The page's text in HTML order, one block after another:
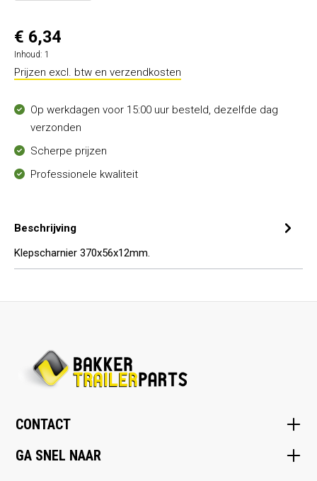
€ 6,34
Inhoud: 1
Prijzen excl. btw en verzendkosten
Op werkdagen voor 15:00 uur besteld, dezelfde dag
verzonden
Scherpe prijzen
Professionele kwaliteit
Beschrijving
Klepscharnier 370x56x12mm.
CONTACT
GA SNEL NAAR